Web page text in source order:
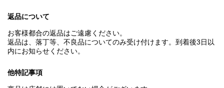
返品について
お客様都合の返品はご遠慮ください。
返品は、落丁等、不良品についてのみ受け付けます。到着後3日以
内にお知らせください。
他特記事項